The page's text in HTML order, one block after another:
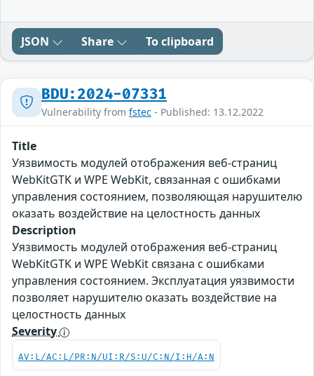
JSON Share To clipboard
BDU:2024-07331
Vulnerability from fstec - Published: 13.12.2022
Title
Уязвимость модулей отображения веб-страниц
WebKitGTK и WPE WebKit, связанная с ошибками
управления состоянием, позволяющая нарушителю
оказать воздействие на целостность данных
Description
Уязвимость модулей отображения веб-страниц
WebKitGTK и WPE WebKit связана с ошибками
управления состоянием. Эксплуатация уязвимости
позволяет нарушителю оказать воздействие на
целостность данных
Severity
AV:L/AC:L/PR:N/UI:R/S:U/C:N/I:H/A:N